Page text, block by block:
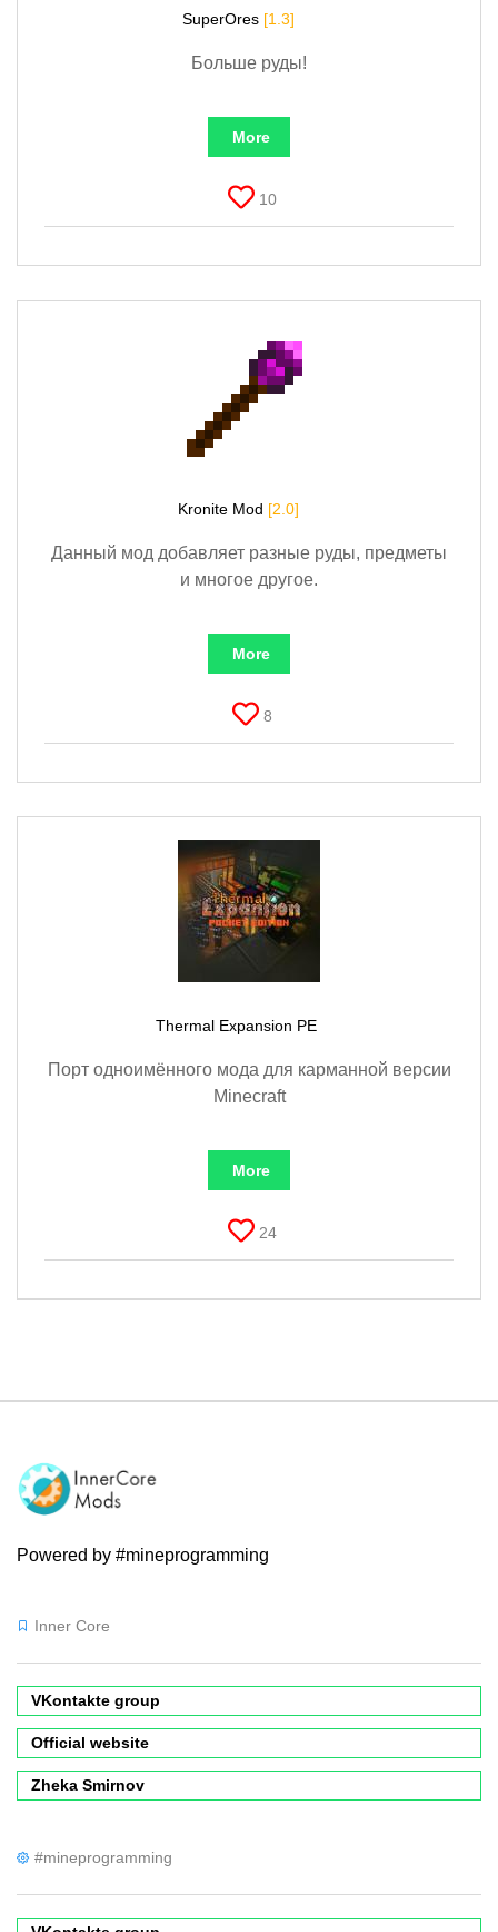
SuperOres [1.3]
Больше руды!
More
10
Kronite Mod [2.0]
Данный мод добавляет разные руды, предметы
и многое другое.
More
8
Thermal Expansion PE
Порт одноимённого мода для карманной версии
Minecraft
More
24
Powered by #mineprogramming
Inner Core
VKontakte group
Official website
Zheka Smirnov
#mineprogramming